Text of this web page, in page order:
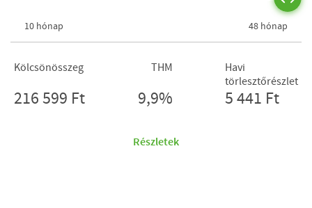
10 hónap 48 hónap
Kölcsönösszeg
216 599 Ft
THM
9,9%
Havi
törlesztőrészlet
5 441 Ft
Részletek